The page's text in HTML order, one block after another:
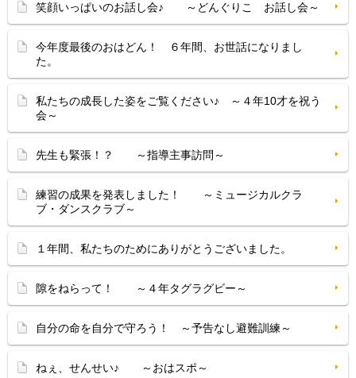
笑顔いっぱいのお話し会♪ ～どんぐりこ お話し会～
今年度最後のおはどん！ ６年間、お世話になりまし
た。
私たちの成長した姿をご覧ください♪ ～４年10才を祝う
会～
先生も緊張！？ ～指導主事訪問～
練習の成果を発表しました！ ～ミュージカルクラ
ブ・ダンスクラブ～
１年間、私たちのためにありがとうございました。
隙をねらって！ ～４年タグラグビー～
自分の命を自分で守ろう！ ～予告なし避難訓練～
ねぇ、せんせい♪ ～おはスポ～